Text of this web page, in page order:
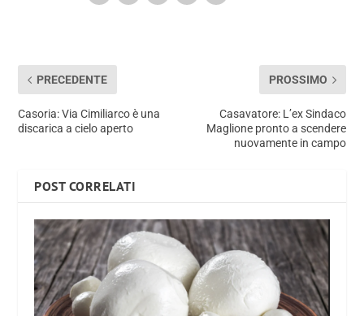
PRECEDENTE
Casoria: Via Cimiliarco è una
discarica a cielo aperto
PROSSIMO
Casavatore: L’ex Sindaco
Maglione pronto a scendere
nuovamente in campo
POST CORRELATI